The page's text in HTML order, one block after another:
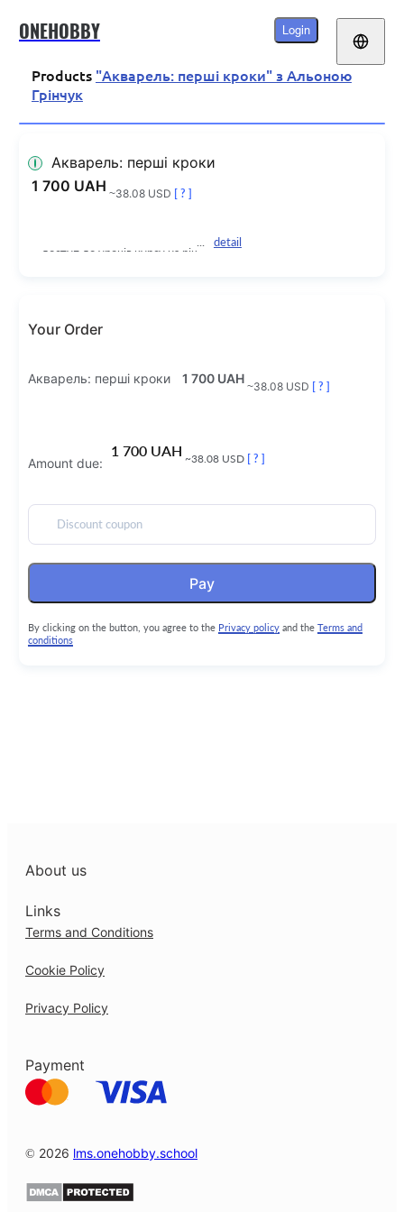
ONEHOBBY Login
Products "Акварель: перші кроки" з Альоною
Грінчук
Акварель: перші кроки
1 700 UAH ~38.08 USD [ ? ]
доступ до уроків курсу на рік
detail
Your Order
Акварель: перші кроки 1 700 UAH
~38.08 USD [ ? ]
Amount due:
1 700 UAH ~38.08 USD [ ? ]
Discount coupon
Pay
By clicking on the button, you agree to the Privacy policyand the Terms and
conditions
About us
Links
Terms and Conditions
Cookie Policy
Privacy Policy
Payment
© 2026 lms.onehobby.school